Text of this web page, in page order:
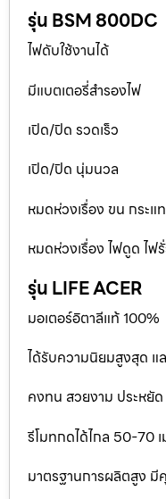
รุ่น BSM 800DC
ไฟดับใช้งานได้
มีแบตเตอรี่สำรองไฟ
เปิด/ปิด รวดเร็ว
เปิด/ปิด นุ่มนวล
หมดห่วงเรื่อง ขน กระแ
หมดห่วงเรื่อง ไฟดูด ไฟ
รุ่น LIFE ACER
มอเตอร์อิตาลีแท้ 100%
ได้รับความนิยมสูงสุด แ
คงทน สวยงาม ประหยั
รีโมทกดได้ไกล 50-70
มาตรฐานการผลิตสูง